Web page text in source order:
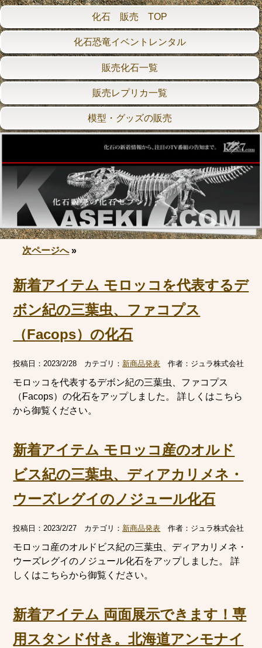
化石 販売 TOP
化石恐竜イベントレンタル
販売化石一覧
販売レプリカ一覧
模型・グッズの販売
次ページへ»
新着アイテム モロッコを代表するデ
ボン紀の三葉虫、ファコプス
（Facops）の化石
投稿日：2023/2/28 カテゴリ： 新商品発表 作者： ジュラ株式会社
モロッコを代表するデボン紀の三葉虫、ファコプス
（Facops）の化石をアップしました。 詳しくはこちら
から御覧ください。
新着アイテム モロッコ産のオルド
ビス紀の三葉虫、ディアカリメネ・
ウーズレグイのノジュール化石
投稿日：2023/2/27 カテゴリ： 新商品発表 作者： ジュラ株式会社
モロッコ産のオルドビス紀の三葉虫、ディアカリメネ・
ウーズレグイのノジュール化石をアップしました。 詳
しくはこちらから御覧ください。
新着アイテム 両面展示できます！専
用スタンド付き。北海道アンモナイ